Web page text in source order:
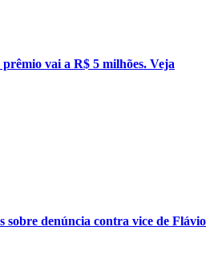
vai a R$ 5 milhões. Veja
sobre denúncia contra vice de Flávio